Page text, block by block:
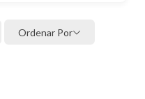
Ordenar Por